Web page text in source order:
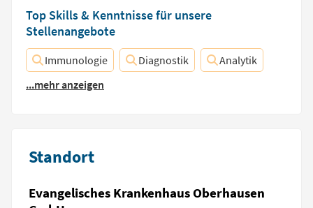
Top Skills & Kenntnisse für unsere
Stellenangebote
Immunologie Diagnostik
Analytik
...mehr anzeigen
Standort
Evangelisches Krankenhaus Oberhausen